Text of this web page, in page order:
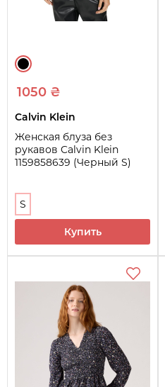
1050 ₴
Calvin Klein
Женская блуза без
рукавов Calvin Klein
1159858639 (Черный S)
S
Купить